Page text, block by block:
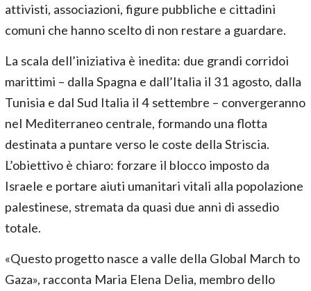
attivisti, associazioni, figure pubbliche e cittadini
comuni che hanno scelto di non restare a guardare.
La scala dell’iniziativa è inedita: due grandi corridoi
marittimi – dalla Spagna e dall’Italia il 31 agosto, dalla
Tunisia e dal Sud Italia il 4 settembre – convergeranno
nel Mediterraneo centrale, formando una flotta
destinata a puntare verso le coste della Striscia.
L’obiettivo è chiaro: forzare il blocco imposto da
Israele e portare aiuti umanitari vitali alla popolazione
palestinese, stremata da quasi due anni di assedio
totale.
«Questo progetto nasce a valle della Global March to
Gaza», racconta Maria Elena Delia, membro dello